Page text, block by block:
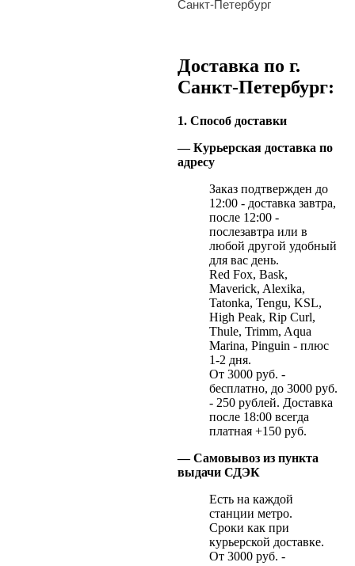
Санкт-Петербург
Доставка по г.
Санкт-Петербург:
1. Способ доставки
— Курьерская доставка по
адресу
Заказ подтвержден до
12:00 - доставка завтра,
после 12:00 -
послезавтра или в
любой другой удобный
для вас день.
Red Fox, Bask,
Maverick, Alexika,
Tatonka, Tengu, KSL,
High Peak, Rip Curl,
Thule, Trimm, Aqua
Marina, Pinguin - плюс
1-2 дня.
От 3000 руб. -
бесплатно, до 3000 руб.
- 250 рублей. Доставка
после 18:00 всегда
платная +150 руб.
— Самовывоз из пункта
выдачи СДЭК
Есть на каждой
станции метро.
Сроки как при
курьерской доставке.
От 3000 руб. -